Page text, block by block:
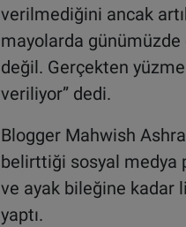
verilmediğini ancak
mayolarda
değil. Gerçekten
veriliyor” dedi.
Blogger Mahwish
belirttiği sosyal medya
ve ayak bileğine kadar
yaptı.